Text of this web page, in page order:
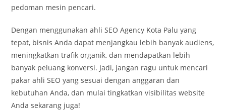
pedoman mesin pencari.
Dengan menggunakan ahli SEO Agency Kota Palu yang
tepat, bisnis Anda dapat menjangkau lebih banyak audiens,
meningkatkan trafik organik, dan mendapatkan lebih
banyak peluang konversi. Jadi, jangan ragu untuk mencari
pakar ahli SEO yang sesuai dengan anggaran dan
kebutuhan Anda, dan mulai tingkatkan visibilitas website
Anda sekarang juga!